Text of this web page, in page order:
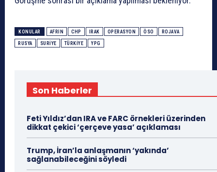
KONULAR AFRIN CHP IRAK OPERASYON ÖSO ROJAVA
RUSYA SURIYE TÜRKIYE YPG
Son Haberler
Feti Yıldız’dan IRA ve FARC örnekleri üzerinden
dikkat çekici ‘çerçeve yasa’ açıklaması
Trump, İran’la anlaşmanın ‘yakında’
sağlanabileceğini söyledi